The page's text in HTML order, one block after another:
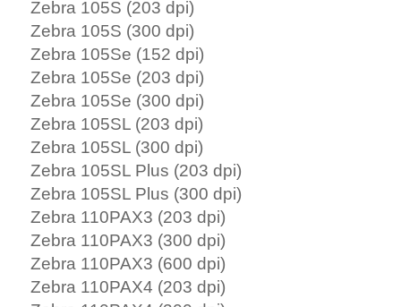
Zebra 105S (203 dpi)
Zebra 105S (300 dpi)
Zebra 105Se (152 dpi)
Zebra 105Se (203 dpi)
Zebra 105Se (300 dpi)
Zebra 105SL (203 dpi)
Zebra 105SL (300 dpi)
Zebra 105SL Plus (203 dpi)
Zebra 105SL Plus (300 dpi)
Zebra 110PAX3 (203 dpi)
Zebra 110PAX3 (300 dpi)
Zebra 110PAX3 (600 dpi)
Zebra 110PAX4 (203 dpi)